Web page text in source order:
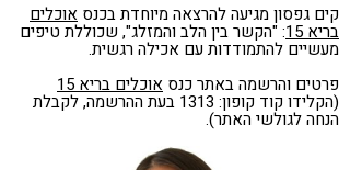
קים גפסון מגיעה להרצאה מיוחדת בכנס אוכלים
בריא 15 : "הקשר בין הלב והמזלג", שכוללת טיפים
מעשיים להתמודדות עם אכילה רגשית.
פרטים והרשמה באתר כנס אוכלים בריא 15
(הקלידו קוד קופון: 1313 בעת ההרשמה, לקבלת
הנחה לגולשי האתר).